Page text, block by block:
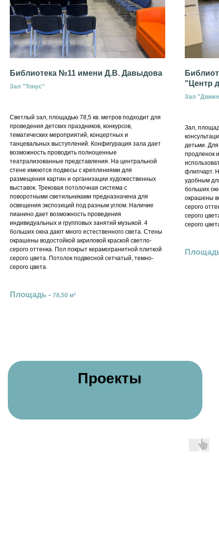
Библиотека №11 имени Д.В. Давыдова
Зал "Тонус"
Светлый зал, площадью 78,5 кв. метров подходит для
проведения детских праздников, конкурсов,
тематических мероприятий, концертных и
танцевальных выступлений. Конфигурация зала дает
возможность проводить полноценные
театрализованные представления. На центральной
стене имеются подвесы с креплениями для
размещения картин и организации художественных
выставок. Трековая потолочная система с
поворотными светильниками предназначена для
освещения экспозиций под разным углом. Наличие
пианино дает возможность проведения
индивидуальных и групповых занятий музыкой. 4
больших окна дают много естественного света. Стены
окрашены водостойкой акриловой краской светло-
серого оттенка. Пол покрыт керамогранитной плиткой
серого цвета. Потолок подвесной сетчатый, темно-
серого цвета.
Площадь - 78,50 м²
"Центр
Зал
Зал,
детьми.
продленок
флипчарт.
удобным
больших
окрашены
серого
серого
серого
Проекты